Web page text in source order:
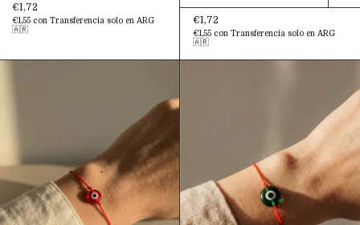
€1,72
€1,55 con Transferencia solo en ARG
🇦🇷
€1,72
€1,55 con Transferencia solo en ARG
🇦🇷